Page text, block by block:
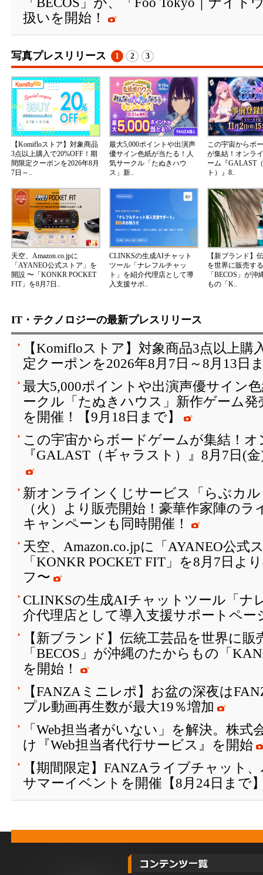
扱いを開始！
写真プレスリリース 1 2 3
【Komifloストア】対象商品
3点以上購入で20%OFF！期
間限定クーポンを2026年8月
7日～..
最大5,000ポイントや出演声
優サイン色紙が当たる！人
気サークル「たぬきハウ
ス」新..
この宇宙からボ
が集結！オンラ
ーム『GALAST
ト）』8..
天空、Amazon.co.jpに
「AYANEO公式ストア」を
開設 〜「KONKR POCKET
FIT」を8月7日..
CLINKSの生成AIチャット
ツール「ナレフルチャッ
ト」を紹介代理店として導
入支援サポ..
【新ブランド】
を世界に販売す
「BECOS」が沖
もの「K..
IT・テクノロジーの最新プレスリリース
【Komifloストア】対象商品3点以上購
定クーポンを2026年8月7日～8月13日
最大5,000ポイントや出演声優サイン
ークル「たぬきハウス」新作ゲーム
を開催！【9月18日まで】
この宇宙からボードゲームが集結！
『GALAST（ギャラスト）』8月7日(
新オンラインくじサービス「らぶカ
（火）より販売開始！豪華作家陣の
キャンペーンも同時開催！
天空、Amazon.co.jpに「AYANEO公式
「KONKR POCKET FIT」を8月7日よ
フ〜
CLINKSの生成AIチャットツール「ナ
介代理店として導入支援サポートペー
【新ブランド】伝統工芸品を世界に販
「BECOS」が沖縄のたからもの「
を開始！
【FANZAミニレポ】お盆の深夜は
プル動画再生数が最大19％増加
「Web担当者がいない」を解決。株式
け『Web担当者代行サービス』を開始
【期間限定】FANZAライブチャット
サマーイベントを開催【8月24日まで